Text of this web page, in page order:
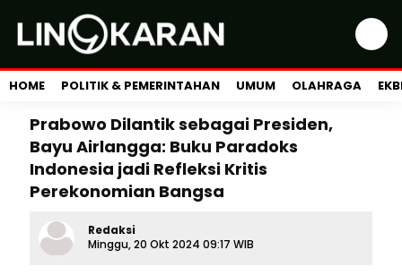
HOME POLITIK & PEMERINTAHAN UMUM OLAHRAGA
Prabowo Dilantik sebagai Presiden,
Bayu Airlangga: Buku Paradoks
Indonesia jadi Refleksi Kritis
Perekonomian Bangsa
Redaksi
Minggu, 20 Okt 2024 09:17 WIB